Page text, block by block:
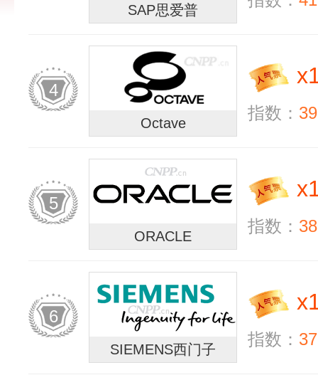
SAP思爱普
4
Octave
x
指数：
5
ORACLE
x
指数：
6
SIEMENS西门子
x
指数：